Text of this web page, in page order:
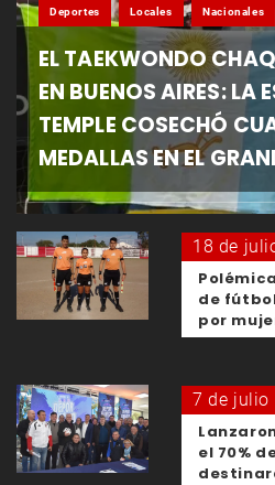
Deportes Locales Nacionales
EL TAEKWONDO
EN BUENOS AIRES: LA
TEMPLE COSECHÓ
MEDALLAS EN EL
18 de
de
por
7 de julio
el 70%